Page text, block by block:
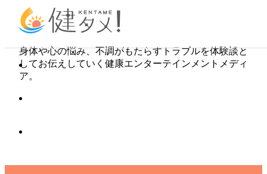
身体や心の悩み、不調がもたらすトラブルを体験談と
してお伝えしていく健康エンターテインメントメディ
ア。